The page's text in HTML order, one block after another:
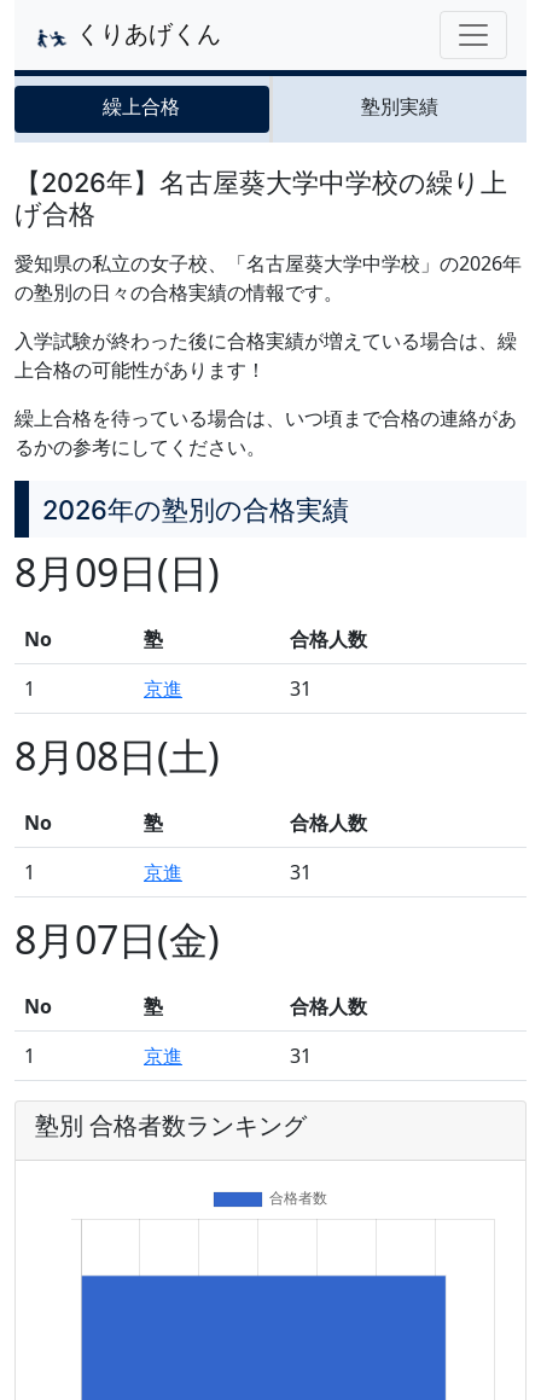
くりあげくん
繰上合格 塾別実績
【2026年】名古屋葵大学中学校の繰り上
げ合格
愛知県の私立の女子校、「名古屋葵大学中学校」の2026年
の塾別の日々の合格実績の情報です。
入学試験が終わった後に合格実績が増えている場合は、繰
上合格の可能性があります！
繰上合格を待っている場合は、いつ頃まで合格の連絡があ
るかの参考にしてください。
2026年の塾別の合格実績
8月09日(日)
No 塾
合格人数
1
京進 31
8月08日(土)
No 塾
合格人数
1
京進 31
8月07日(金)
No 塾
合格人数
1
京進 31
塾別 合格者数ランキング